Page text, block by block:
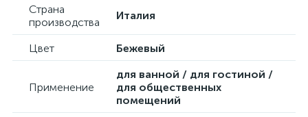
Страна
производства
Италия
Цвет Бежевый
Применение
для ванной / для гостиной /
для общественных
помещений